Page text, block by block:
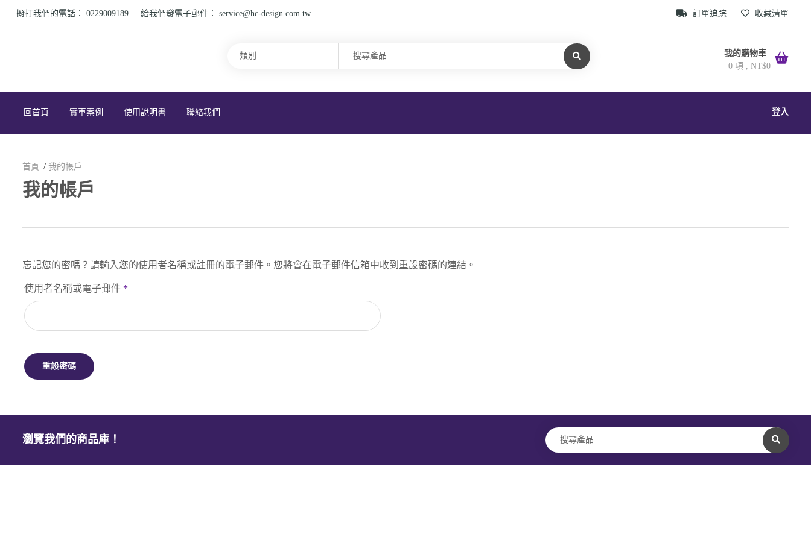
撥打我們的電話： 0229009189 給我們發電子郵件： service@hc-design.com.tw 訂單追踪 收藏清單
我的購物車
0 項 , NT$0
回首頁 實車案例 使用說明書 聯絡我們 登入
首頁 我的帳戶
我的帳戶
忘記您的密嗎？請輸入您的使用者名稱或註冊的電子郵件。您將會在電子郵件信箱中收到重設密碼的連結。
使用者名稱或電子郵件 *
填
重設密碼
瀏覽我們的商品庫！